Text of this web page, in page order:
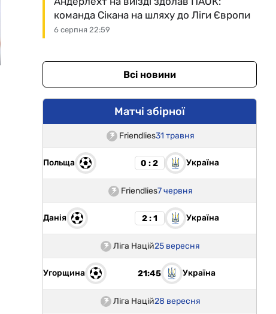
6 серпня 22:59
команда Сікана на шляху до Ліги Європи
Всі новини
Матчі збірної
Friendlies31 травня
Польща 0 : 2 Україна
Friendlies7 червня
Данія 2 : 1 Україна
Ліга Націй25 вересня
Угорщина 21:45 Україна
Ліга Націй28 вересня